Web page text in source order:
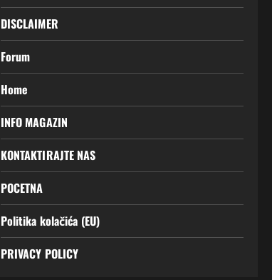
DISCLAIMER
Forum
Home
INFO MAGAZIN
KONTAKTIRAJTE NAS
POCETNA
Politika kolačića (EU)
PRIVACY POLICY